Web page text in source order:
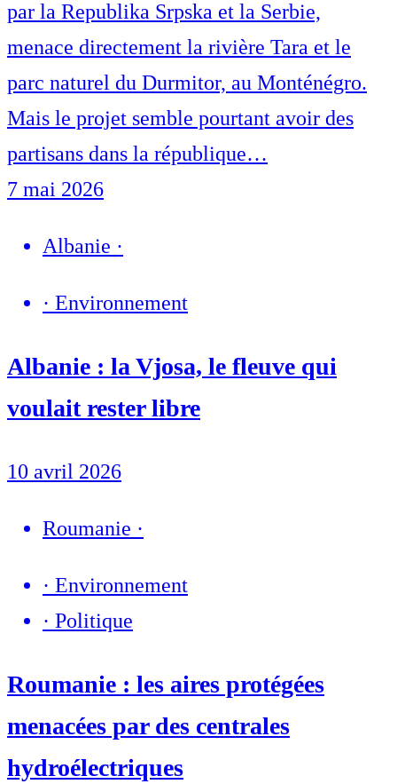
par la Republika Srpska et la Serbie,
menace directement la rivière Tara et le
parc naturel du Durmitor, au Monténégro.
Mais le projet semble pourtant avoir des
partisans dans la république…
7 mai 2026
Albanie ·
· Environnement
Albanie : la Vjosa, le fleuve qui
voulait rester libre
10 avril 2026
Roumanie ·
· Environnement
· Politique
Roumanie : les aires protégées
menacées par des centrales
hydroélectriques